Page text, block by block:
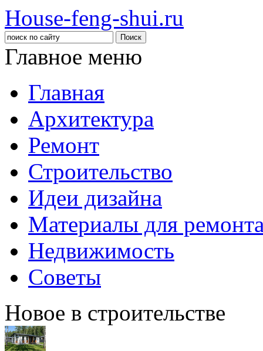
House-feng-shui.ru
Главное меню
Главная
Архитектура
Ремонт
Строительство
Идеи дизайна
Материалы для
Недвижимость
Советы
Новое в строительстве